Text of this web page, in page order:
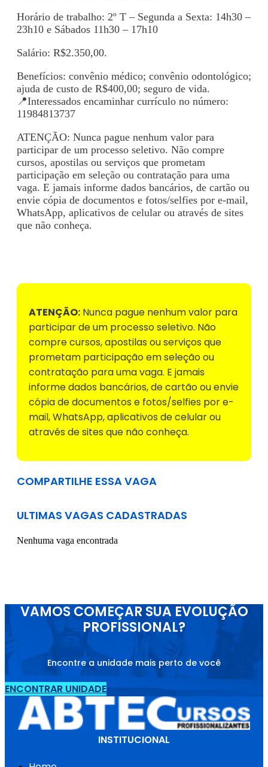
Horário de trabalho: 2º T – Segunda a Sexta: 14h30 –
23h10 e Sábados 11h30 – 17h10
Salário: R$2.350,00.
Benefícios: convênio médico; convênio odontológico;
ajuda de custo de R$400,00; seguro de vida.
📍Interessados encaminhar currículo no número:
11984813737
ATENÇÃO: Nunca pague nenhum valor para
participar de um processo seletivo. Não compre
cursos, apostilas ou serviços que prometam
participação em seleção ou contratação para uma
vaga. E jamais informe dados bancários, de cartão ou
envie cópia de documentos e fotos/selfies por e-mail,
WhatsApp, aplicativos de celular ou através de sites
que não conheça.
ATENÇÃO: Nunca pague nenhum valor para
participar de um processo seletivo. Não
compre cursos, apostilas ou serviços que
prometam participação em seleção ou
contratação para uma vaga. E jamais
informe dados bancários, de cartão ou envie
cópia de documentos e fotos/selfies por e-
mail, WhatsApp, aplicativos de celular ou
através de sites que não conheça.
COMPARTILHE ESSA VAGA
ULTIMAS VAGAS CADASTRADAS
Nenhuma vaga encontrada
VAMOS COMEÇAR SUA EVOLUÇÃO
PROFISSIONAL?
Encontre a unidade mais perto de você
ENCONTRAR UNIDADE
INSTITUCIONAL